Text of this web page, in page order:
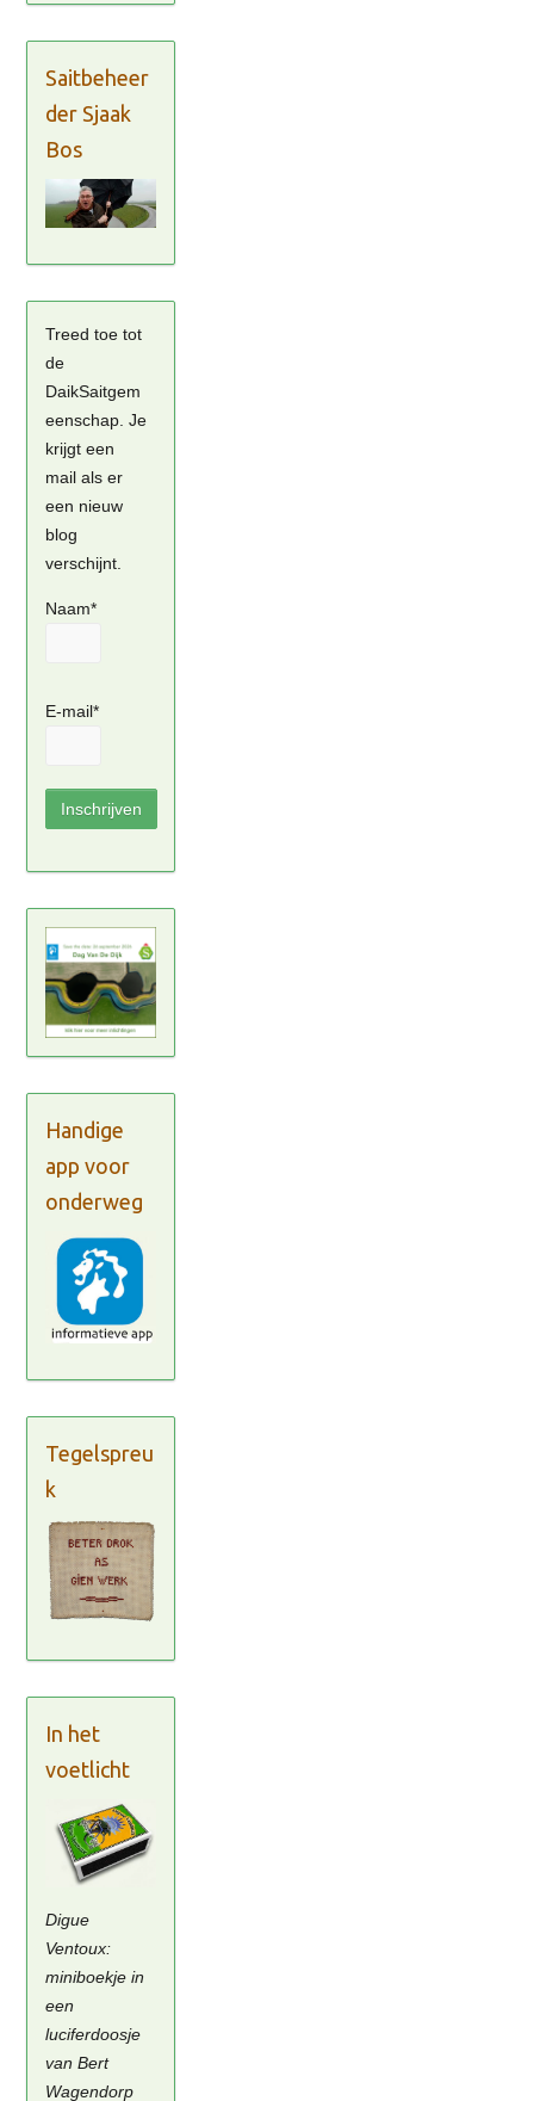
Saitbeheer
der Sjaak
Bos
Treed toe tot
de
DaikSaitgem
eenschap. Je
krijgt een
mail als er
een nieuw
blog
verschijnt.
Naam*
E-mail*
Handige
app voor
onderweg
Tegelspreu
k
In het
voetlicht
Digue
Ventoux:
miniboekje in
een
luciferdoosje
van Bert
Wagendorp